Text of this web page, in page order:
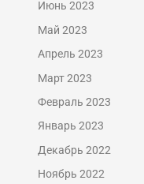
Июнь 2023
Май 2023
Апрель 2023
Март 2023
Февраль 2023
Январь 2023
Декабрь 2022
Ноябрь 2022